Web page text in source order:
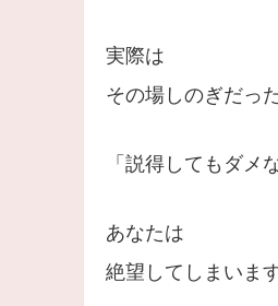
実際は
その場しのぎだっ
「説得してもダメ
あなたは
絶望してしまいます